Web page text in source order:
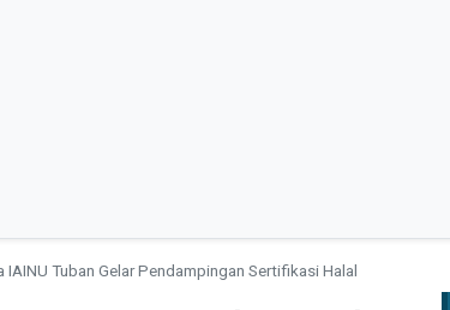
Tuban Gelar Pendampingan Sertifikasi Halal